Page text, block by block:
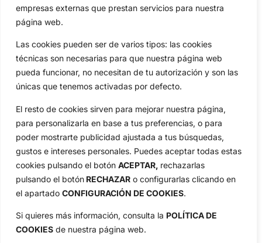
empresas externas que prestan servicios para nuestra
página web.
Las cookies pueden ser de varios tipos: las cookies
técnicas son necesarias para que nuestra página web
pueda funcionar, no necesitan de tu autorización y son las
únicas que tenemos activadas por defecto.
El resto de cookies sirven para mejorar nuestra página,
para personalizarla en base a tus preferencias, o para
poder mostrarte publicidad ajustada a tus búsquedas,
gustos e intereses personales. Puedes aceptar todas estas
cookies pulsando el botón ACEPTAR, rechazarlas
pulsando el botón RECHAZAR o configurarlas clicando en
el apartado CONFIGURACIÓN DE COOKIES.
Si quieres más información, consulta la POLÍTICA DE
COOKIES de nuestra página web.
Compañía
Aviso Legal
Política de Privacidad
Política de Cookies
Publicidad
Copyright © 2025 OpenGolf | Diseño porTecnoQuatre